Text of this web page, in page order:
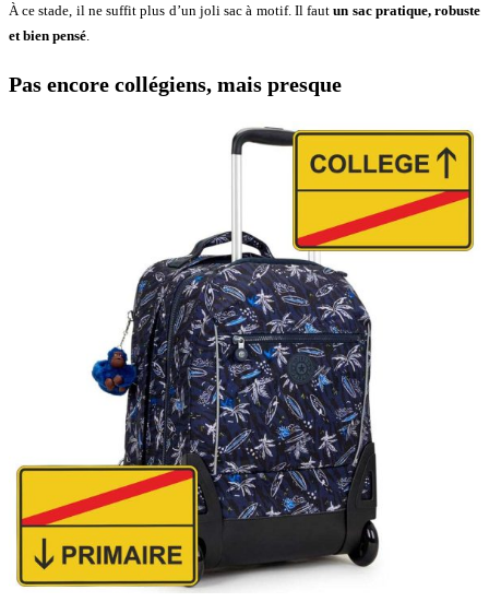
À ce stade, il ne suffit plus d’un joli sac à motif. Il fautun sac pratique, robuste
et bien pensé
Pas encore collégiens, mais presque